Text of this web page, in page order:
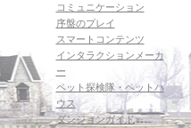
コミュニケーション
序盤のプレイ
スマートコンテンツ
インタラクションメーカ
ー
ペット探検隊・ペットハ
ウス
ダンジョンガイド